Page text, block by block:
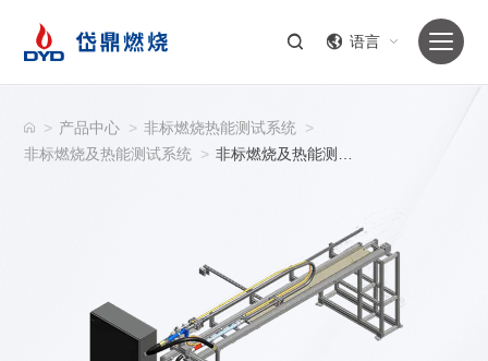
语言
> 产品中心 > 非标燃烧热能测试系统
>
非标燃烧及热能测试系统
>